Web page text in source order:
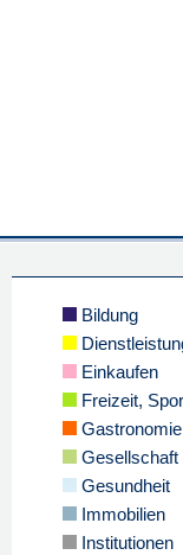
Bildung
Einkaufen
Freizeit,
Gastronomie
Gesellschaft
Gesundheit
Immobilien
Institutionen